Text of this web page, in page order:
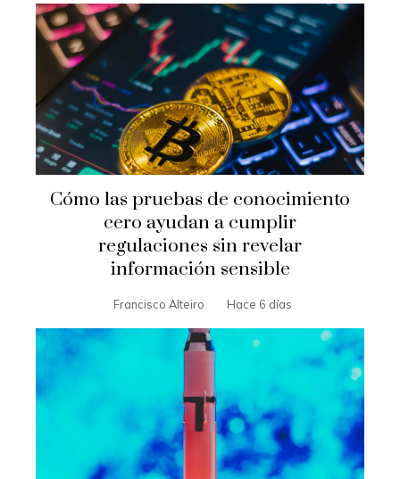
Cómo las pruebas de conocimiento
cero ayudan a cumplir
regulaciones sin revelar
información sensible
Francisco Alteiro Hace 6 días